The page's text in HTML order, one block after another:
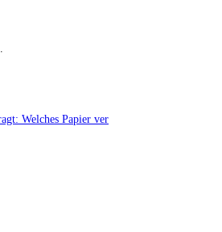
Welches Papier ver